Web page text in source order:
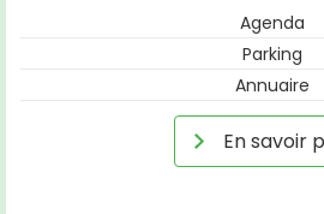
Agenda
Parking
Annuaire
En savoir